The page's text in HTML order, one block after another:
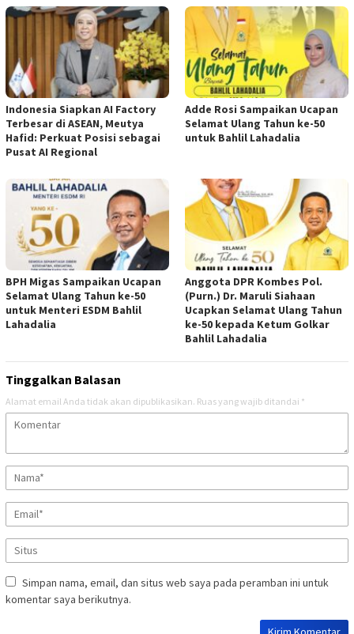
Indonesia Siapkan AI Factory
Terbesar di ASEAN, Meutya
Hafid: Perkuat Posisi sebagai
Pusat AI Regional
Adde Rosi Sampaikan Ucapan
Selamat Ulang Tahun ke-50
untuk Bahlil Lahadalia
BPH Migas Sampaikan Ucapan
Selamat Ulang Tahun ke-50
untuk Menteri ESDM Bahlil
Lahadalia
Anggota DPR Kombes Pol.
(Purn.) Dr. Maruli Siahaan
Ucapkan Selamat Ulang Tahun
ke-50 kepada Ketum Golkar
Bahlil Lahadalia
Tinggalkan Balasan
Alamat email Anda tidak akan dipublikasikan. Ruas yang wajib ditandai *
Simpan nama, email, dan situs web saya pada peramban ini untuk
komentar saya berikutnya.